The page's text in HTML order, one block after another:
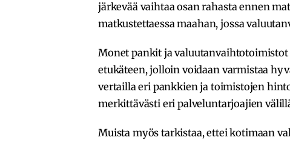
järkevää vaihtaa osan rahasta ennen
matkustettaessa maahan, jossa
Monet pankit ja
etukäteen, jolloin voidaan varmistaa
vertailla eri pankkien ja toimistojen
merkittävästi eri palveluntarjoajien
Muista myös tarkistaa, ettei kotimaan